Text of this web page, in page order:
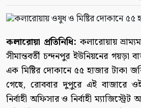
কলারোয়া প্রতিনিধি: কলারোয়ায়
সীমান্তবর্তী চন্দনপুর ইউনিয়নের গয়ড়া
এক মিষ্টির দোকানে ৫৫ হাজার টাকা
গেছে, রোববার দুপুরে এই বাজারে ওই
নির্বাহী অফিসার ও নির্বাহী